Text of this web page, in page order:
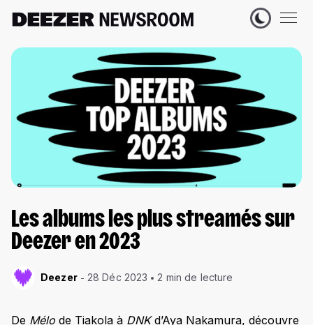
Les albums les plus streamés sur
Deezer en 2023
Deezer 28 Déc 2023 2 min de lecture
De Mélo de Tiakola à DNKd’Aya Nakamura, découvre